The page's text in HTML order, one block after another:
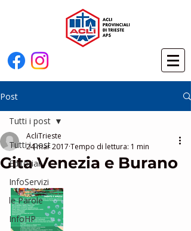
Post
Tutti i post
Editoriali
InfoServizi
le Parole
InfoHP
Tutti i post
Gita Venezia e Burano
AcliTrieste
24 mar 2017 Tempo di lettura: 1 min